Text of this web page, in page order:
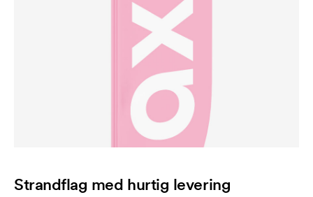
Strandflag med hurtig levering